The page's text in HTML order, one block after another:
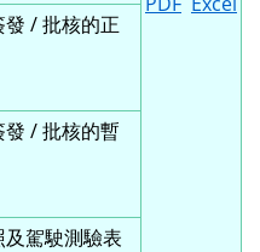
/ 批核的正
/ 批核的暫
駕駛測驗表